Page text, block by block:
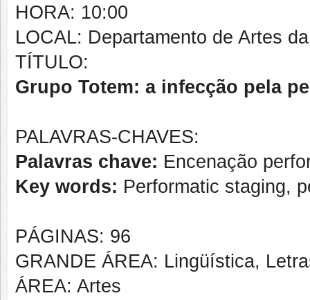
HORA: 10:00
LOCAL: Departamento de Artes da
TÍTULO:
Grupo Totem: a infecção pela
PALAVRAS-CHAVES:
Palavras chave: Encenação
Key words: Performatic staging,
PÁGINAS: 96
GRANDE ÁREA: Lingüística,
ÁREA: Artes